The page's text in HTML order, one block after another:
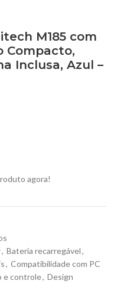
M185 com
Compacto,
Inclusa, Azul –
agora!
, Bateria recarregável,
, Compatibilidade com PC
e controle, Design